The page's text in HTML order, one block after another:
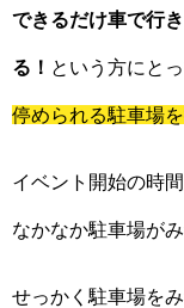
できるだけ車で行
る！ という方にとっ
停められる駐車場
イベント開始の時
なかなか駐車場が
せっかく駐車場を